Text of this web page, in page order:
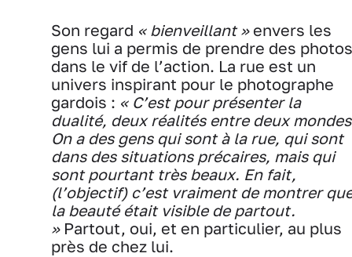
Son regard « bienveillant »envers les
gens lui a permis de prendre des photos
dans le vif de l’action. La rue est un
univers inspirant pour le photographe
gardois : « C’est pour présenter la
dualité, deux réalités entre deux
On a des gens qui sont à la rue, qui sont
dans des situations précaires, mais qui
sont pourtant très beaux. En fait,
(l’objectif) c’est vraiment de montrer
la beauté était visible de partout.
» Partout, oui, et en particulier, au plus
près de chez lui.